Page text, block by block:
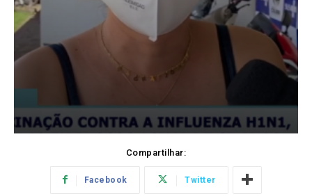
Compartilhar:
Facebook Twitter